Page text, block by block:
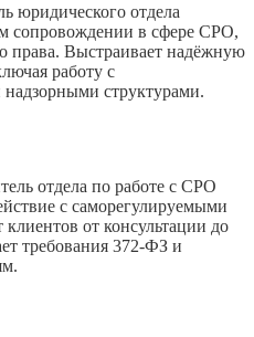
юридического отдела
сопровождении в сфере СРО,
права. Выстраивает надёжную
работу с
структурами.
отдела по работе с СРО
с саморегулируемыми
от консультации до
требования 372-ФЗ и